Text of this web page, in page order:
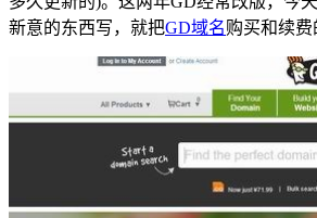
新意的东西写，就把GD域名购买和续费